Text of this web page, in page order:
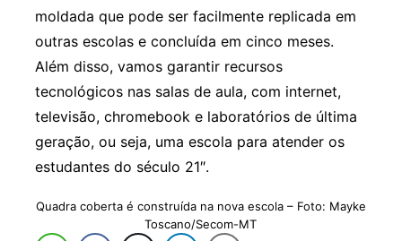
moldada que pode ser facilmente replicada em
outras escolas e concluída em cinco meses.
Além disso, vamos garantir recursos
tecnológicos nas salas de aula, com internet,
televisão, chromebook e laboratórios de última
geração, ou seja, uma escola para atender os
estudantes do século 21″.
Quadra coberta é construída na nova escola – Foto: Mayke
Toscano/Secom-MT